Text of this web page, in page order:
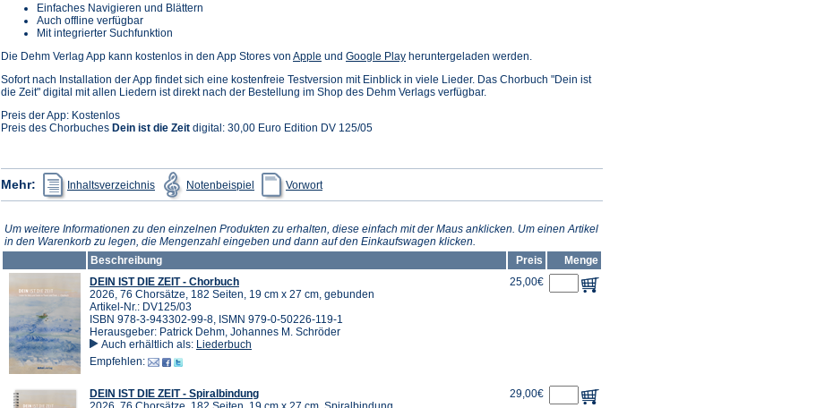
Einfaches Navigieren und Blättern
Auch offline verfügbar
Mit integrierter Suchfunktion
Die Dehm Verlag App kann kostenlos in den App Stores von Apple (Öffnet
einem
neuen
und Google Play(Öffnet
einem
neuen
heruntergeladen werden.
Sofort nach Installation der App findet sich eine kostenfreie Testversion mit Einblick in viele Lieder. Das Chorbuch "Dein ist
die Zeit" digital mit allen Liedern ist direkt nach der Bestellung im Shop des Dehm Verlags verfügbar.
Preis der App: Kostenlos
Preis des Chorbuches Dein ist die Zeit digital: 30,00 Euro Edition DV 125/05
Mehr: Inhaltsverzeichnis
(Öffnet
in
einem
Tab)
Notenbeispiel
(Öffnet
in
einem
Tab)
Vorwortin
einem
Tab)
Um weitere Informationen zu den einzelnen Produkten zu erhalten, diese einfach mit der Maus anklicken. Um einen Artikel
in den Warenkorb zu legen, die Mengenzahl eingeben und dann auf den Einkaufswagen klicken.
Beschreibung
Preis
Menge
DEIN IST DIE ZEIT - Chorbuch
2026, 76 Chorsätze, 182 Seiten, 19 cm x 27 cm, gebunden
Artikel-Nr.: DV125/03
ISBN 978-3-943302-99-8, ISMN 979-0-50226-119-1
Herausgeber: Patrick Dehm, Johannes M. Schröder
Auch erhältlich als: Liederbuch
Empfehlen:
25,00€
DEIN IST DIE ZEIT - Spiralbindung
29,00€